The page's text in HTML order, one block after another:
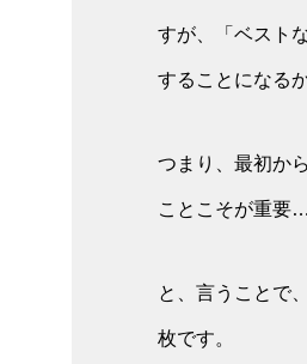
すが、「ベスト
することになる
つまり、最初か
ことこそが重要
と、言うことで
枚です。